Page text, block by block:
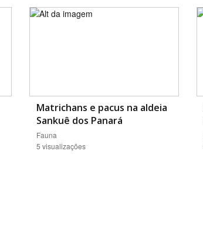
Matrichans e pacus na aldeia
Sankuê dos Panará
Fauna
5 visualizações